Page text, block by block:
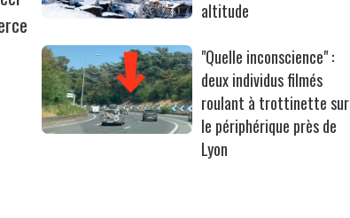
altitude
"Quelle inconscience" :
deux individus filmés
roulant à trottinette sur
le périphérique près de
Lyon